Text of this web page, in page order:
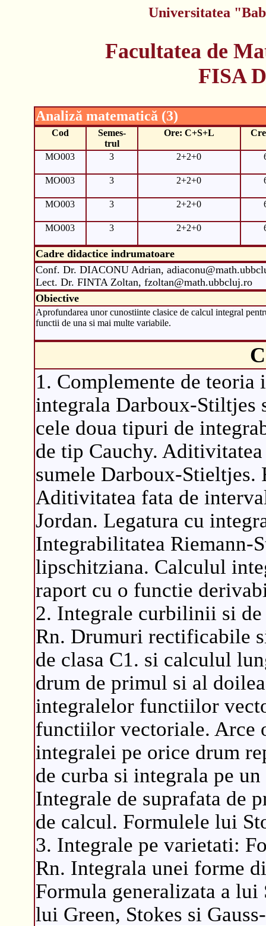
Universitatea
Facultatea de
FISA
Analiză matematică (3)
Cod
Semes-
trul
Ore: C+S+L
MO003 3 2+2+0
MO003 3 2+2+0
MO003 3 2+2+0
MO003 3 2+2+0
Cadre didactice indrumatoare
Conf. Dr. DIACONU Adrian,
Lect. Dr. FINTA Zoltan, fzoltan@math.ubbcluj.ro
Obiective
Aprofundarea unor cunostiinte clasice de calcul integral
functii de una si mai multe variabile.
1. Complemente de
integrala Darboux-Stiltjes
cele doua tipuri de
de tip Cauchy.
sumele Darboux-
Aditivitatea fata de
Jordan. Legatura cu
Integrabilitatea Riemann-
lipschitziana. Calculul
raport cu o functie
2. Integrale curbilinii si
Rn. Drumuri rectificabile
de clasa C1. si calculul
drum de primul si al
integralelor functiilor
functiilor vectoriale. Arce
integralei pe orice drum
de curba si integrala pe
Integrale de suprafata de
de calcul. Formulele lui
3. Integrale pe varietati:
Rn. Integrala unei forme
Formula generalizata a
lui Green, Stokes si